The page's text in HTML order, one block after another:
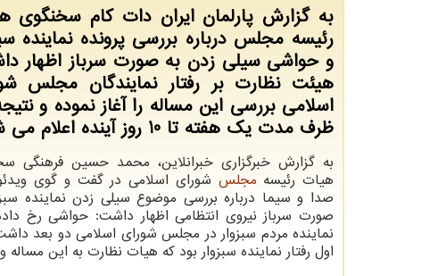
به گزارش پارلمان ایران دات کام سخنگوی
رئیسه مجلس درباره بررسی پرونده نماینده
و حواشی سیلی زدن به صورت سرباز اظهار
هیئت نظارت بر رفتار نمایندگان مجلس
اسلامی بررسی این مساله را آغاز نموده و
ظرف مدت یک هفته تا 10 روز آینده اعلام می شود.
به گزارش خبرگزاری خبرانلاین، محمد حسین فرهنگی
هیات رئیسه مجلس شورای اسلامی در گفت و گوی
صدا و سیما درباره بررسی موضوع سیلی زدن نماینده
صورت سرباز نیروی انتظامی اظهار داشت: حواشی رخ
نماینده مردم سبزوار در مجلس شورای اسلامی دو بعد
اول رفتار نماینده سبزوار بود که هیات نظارت به این